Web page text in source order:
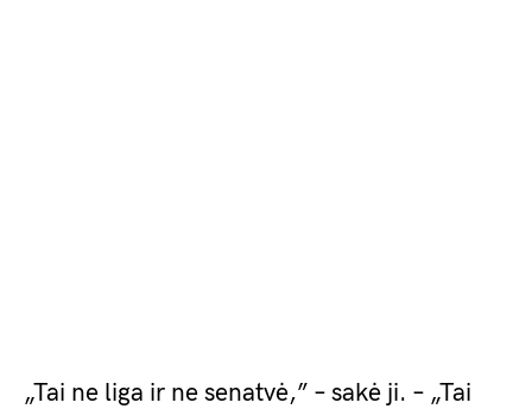
„Tai ne liga ir ne senatvė,” – sakė ji. – „Tai